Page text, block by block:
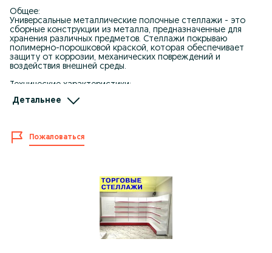
Общее:
Универсальные металлические полочные стеллажи - это
сборные конструкции из металла, предназначенные для
хранения различных предметов. Стеллажи покрываю
полимерно-порошковой краской, которая обеспечивает
защиту от коррозии, механических повреждений и
воздействия внешней среды.
Технические характеристики:
2) высота 1,80м,. длина 1м, глубина 30см - 27 038 тг
Применение:
Металлические стеллажи применяются в различных сферах,
Детальнее
Пожаловаться